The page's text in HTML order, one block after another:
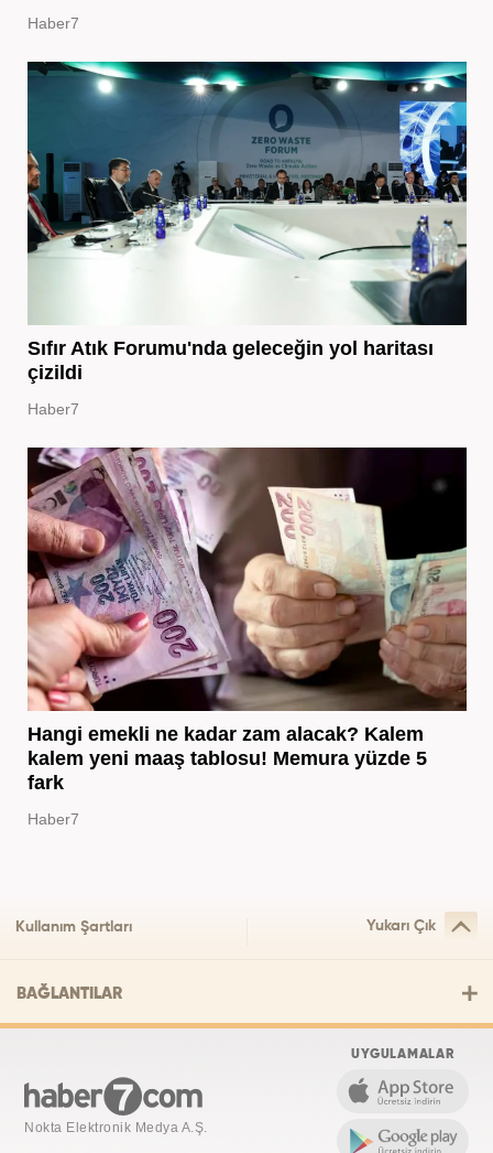
Haber7
Sıfır Atık Forumu'nda geleceğin yol haritası
çizildi
Haber7
Hangi emekli ne kadar zam alacak? Kalem
kalem yeni maaş tablosu! Memura yüzde 5
fark
Haber7
Kullanım Şartları Yukarı Çık
BAĞLANTILAR
Nokta Elektronik Medya A.Ş.
UYGULAMALAR